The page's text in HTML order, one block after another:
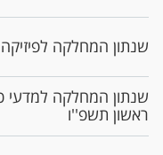
שנתון המחלקה
שנתון המחלקה למדעי
ראשון תשפ''ו